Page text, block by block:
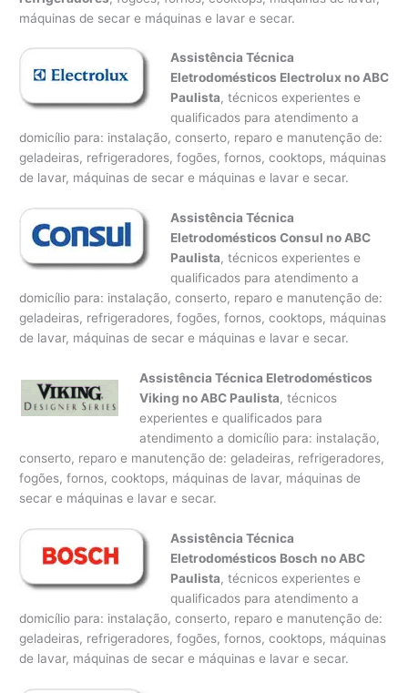
máquinas de secar e máquinas e lavar e secar.
Assistência Técnica
Eletrodomésticos Electrolux no ABC
Paulista, técnicos experientes e
qualificados para atendimento a
domicílio para: instalação, conserto, reparo e manutenção de:
geladeiras, refrigeradores, fogões, fornos, cooktops, máquinas
de lavar, máquinas de secar e máquinas e lavar e secar.
Assistência Técnica
Eletrodomésticos Consul no ABC
Paulista, técnicos experientes e
qualificados para atendimento a
domicílio para: instalação, conserto, reparo e manutenção de:
geladeiras, refrigeradores, fogões, fornos, cooktops, máquinas
de lavar, máquinas de secar e máquinas e lavar e secar.
Assistência Técnica Eletrodomésticos
Viking no ABC Paulista, técnicos
experientes e qualificados para
atendimento a domicílio para: instalação,
conserto, reparo e manutenção de: geladeiras, refrigeradores,
fogões, fornos, cooktops, máquinas de lavar, máquinas de
secar e máquinas e lavar e secar.
Assistência Técnica
Eletrodomésticos Bosch no ABC
Paulista, técnicos experientes e
qualificados para atendimento a
domicílio para: instalação, conserto, reparo e manutenção de:
geladeiras, refrigeradores, fogões, fornos, cooktops, máquinas
de lavar, máquinas de secar e máquinas e lavar e secar.